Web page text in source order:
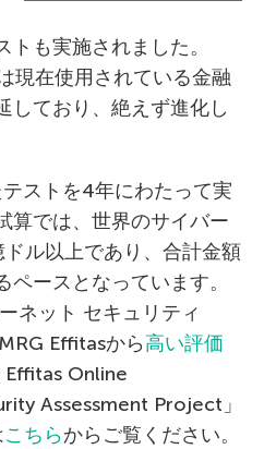
も実施されました。
現在使用されている金融
しており、絶えず進化し
ストを4年にわたって実
算では、世界のサイバー
ル以上であり、合計金額
ースとなっています。
ネット セキュリティ
Effitasから高い評価
Effitas Online
Assessment Project」
こちらからご覧ください。